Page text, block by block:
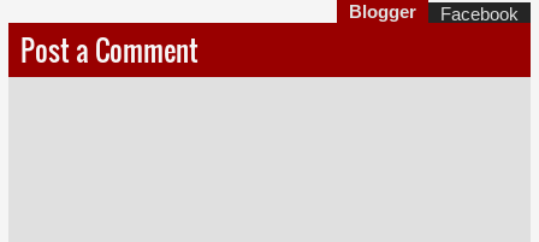
Post a Comment
Blogger Facebook